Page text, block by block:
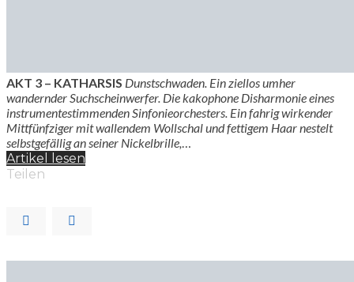
AKT 3 – KATHARSIS Dunstschwaden. Ein ziellos umher
wandernder Suchscheinwerfer. Die kakophone Disharmonie eines
instrumentestimmenden Sinfonieorchesters. Ein fahrig wirkender
Mittfünfziger mit wallendem Wollschal und fettigem Haar nestelt
selbstgefällig an seiner Nickelbrille,…
Artikel lesen
Teilen